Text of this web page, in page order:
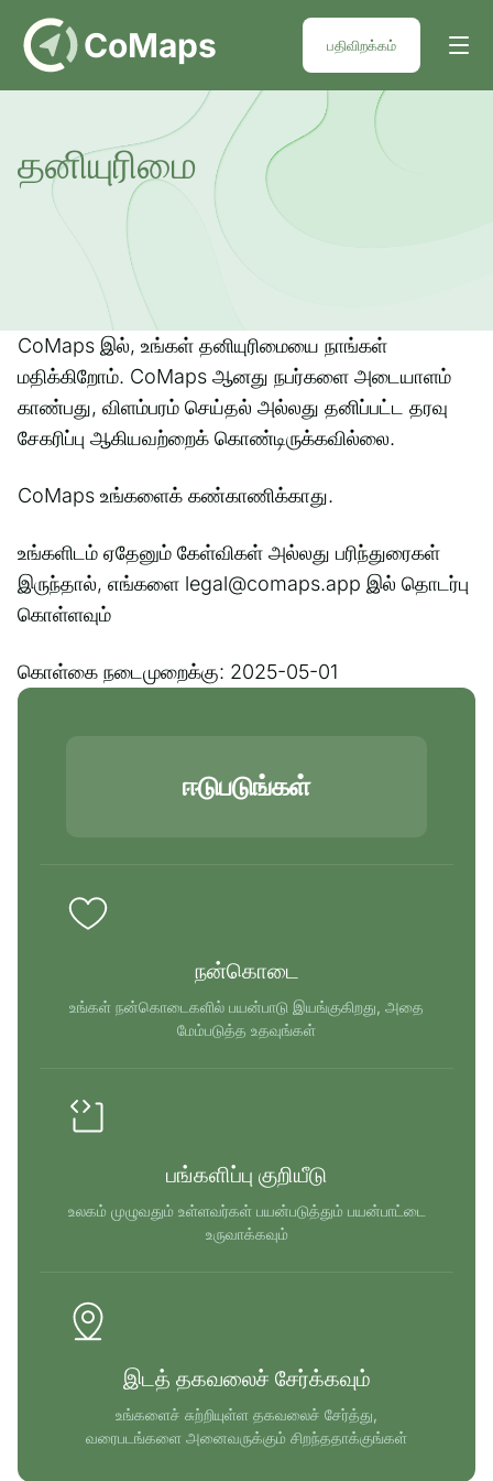
DE CoMaps பதிவிறக்கம்
தனியுரிமை
CoMaps இல், உங்கள் தனியுரிமையை நாங்கள்
மதிக்கிறோம். CoMaps ஆனது நபர்களை அடையாளம்
காண்பது, விளம்பரம் செய்தல் அல்லது தனிப்பட்ட தரவு
சேகரிப்பு ஆகியவற்றைக் கொண்டிருக்கவில்லை.
CoMaps உங்களைக் கண்காணிக்காது.
உங்களிடம் ஏதேனும் கேள்விகள் அல்லது பரிந்துரைகள்
இருந்தால், எங்களை legal@comaps.app இல் தொடர்பு
கொள்ளவும்
கொள்கை நடைமுறைக்கு: 2025-05-01
ஈடுபடுங்கள்
நன்கொடை
உங்கள் நன்கொடைகளில் பயன்பாடு இயங்குகிறது, அதை
மேம்படுத்த உதவுங்கள்
பங்களிப்பு குறியீடு
உலகம் முழுவதும் உள்ளவர்கள் பயன்படுத்தும் பயன்பாட்டை
உருவாக்கவும்
இடத் தகவலைச் சேர்க்கவும்
உங்களைச் சுற்றியுள்ள தகவலைச் சேர்த்து,
வரைபடங்களை அனைவருக்கும் சிறந்ததாக்குங்கள்